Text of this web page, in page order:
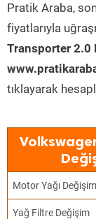
Pratik Araba,
fiyatlarıyla
Transporter 2.0
tıklayarak
Motor Yağı Değişim
Yağ Filtre Değişim